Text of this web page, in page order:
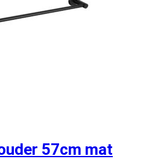
57cm mat